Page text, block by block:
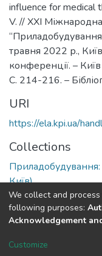
influence for medical
V. // XХI
травня 2022 р.,
конференції. –
С. 214-216. –
URI
https://ela.kpi.ua/
Collections
Приладобудування:
Київ)
Full item page
DSpace software
We collect and
following purposes:
Acknowledgement
Customize